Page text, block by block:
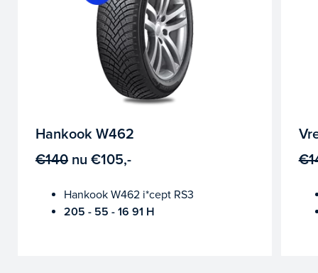
Hankook W462
€140 nu €105,-
Hankook W462 i*cept RS3
205 - 55 - 16 91 H